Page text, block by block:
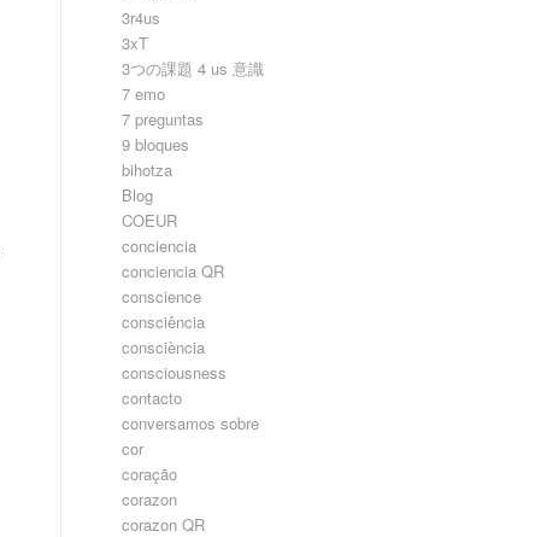
3r4us
3xT
3つの課題 4 us 意識
7 emo
7 preguntas
9 bloques
bihotza
Blog
COEUR
conciencia
conciencia QR
conscience
consciência
consciència
consciousness
contacto
conversamos sobre
cor
coração
corazon
corazon QR